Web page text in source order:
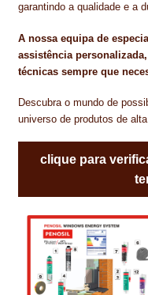
garantindo a qualidade e a
A nossa equipa de
assistência
técnicas sempre que
Descubra o mundo de
universo de produtos de
clique para